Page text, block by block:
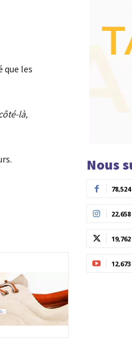
que les
là,
Nous
78,524
22,658
19,762
12,673